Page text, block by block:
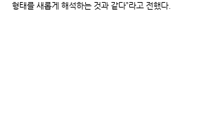
형태를 새롭게 해석하는 것과 같다”라고 전했다.